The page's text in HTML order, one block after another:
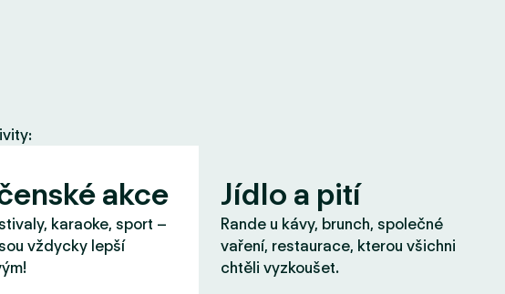
akce
karaoke, sport –
vždycky lepší
Jídlo a pití
Rande u kávy, brunch, společné
vaření, restaurace, kterou všichni
chtěli vyzkoušet.